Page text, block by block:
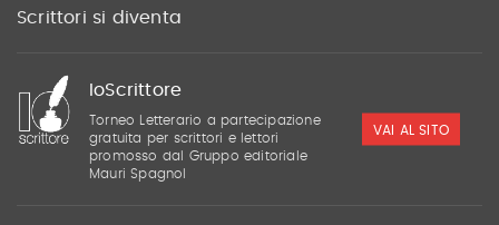
Scrittori si diventa
IoScrittore
Torneo Letterario a partecipazione
gratuita per scrittori e lettori
promosso dal Gruppo editoriale
Mauri Spagnol
VAI AL SITO